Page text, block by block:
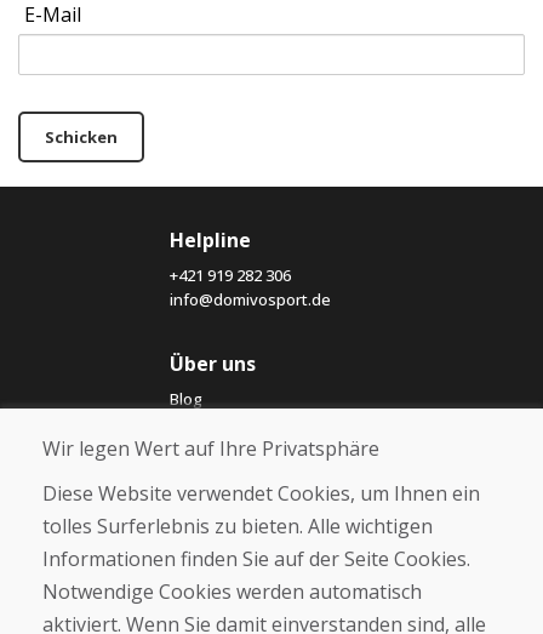
E-Mail
Schicken
Helpline
+421 919 282 306
info@domivosport.de
Über uns
Blog
Geschäft
Kaufen
E-Shop
Impressum
Geschäftsbedingungen
Wir legen Wert auf Ihre Privatsphäre
Diese Website verwendet Cookies, um Ihnen ein
tolles Surferlebnis zu bieten. Alle wichtigen
Informationen finden Sie auf der Seite Cookies.
Notwendige Cookies werden automatisch
aktiviert. Wenn Sie damit einverstanden sind, alle